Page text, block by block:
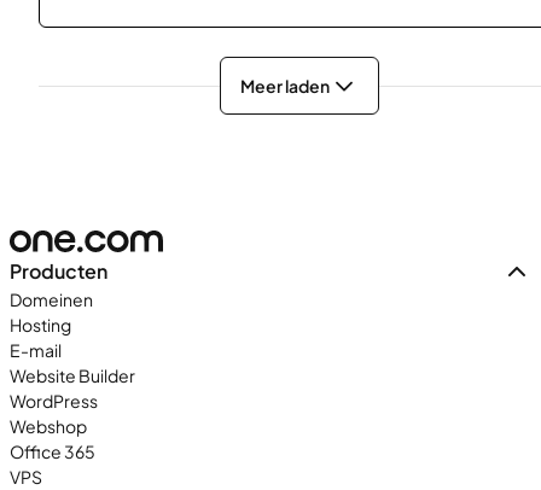
Meer laden
Producten
Domeinen
Hosting
E-mail
Website Builder
WordPress
Webshop
Office 365
VPS